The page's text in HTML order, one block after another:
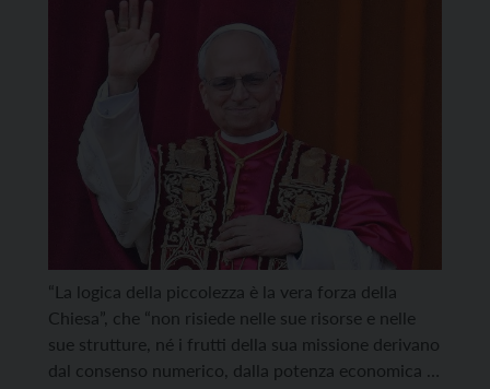
“La logica della piccolezza è la vera forza della
Chiesa”, che “non risiede nelle sue risorse e nelle
sue strutture, né i frutti della sua missione derivano
dal consenso numerico, dalla potenza economica o